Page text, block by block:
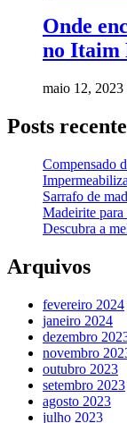
Onde
no Itaim
maio 12, 2023
Posts
Compensado
Sarrafo de
Madeirite
Descubra a
Arquivos
fevereiro 2024
janeiro 2024
dezembro
novembro
outubro 2023
setembro 2023
agosto 2023
julho 2023